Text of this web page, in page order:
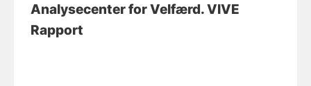
Analysecenter for Velfærd. VIVE
Rapport